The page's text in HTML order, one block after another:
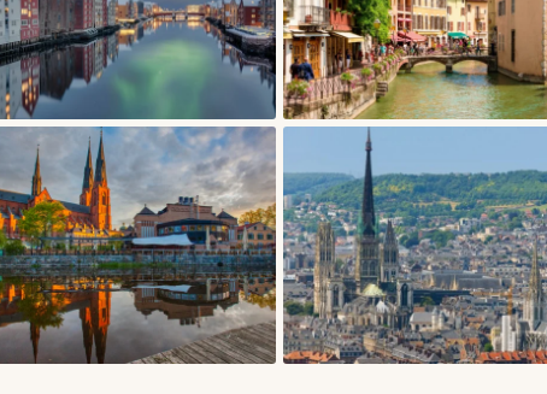
СТАТТІ
Тронгейм, Норвегія – місто
Нідароського собору, дерев’яних
складів і студентського
північного ритму
17/05/2026
Ансі, Франція — альпійське
каналів, прозорого озера і
неквапливих ранків
17/05/2026